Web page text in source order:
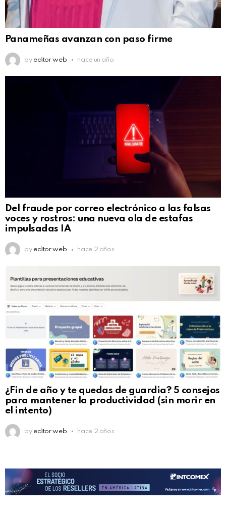
Panameñas avanzan con paso firme
by editor web hace un año
Del fraude por correo electrónico a las falsas
voces y rostros: una nueva ola de estafas
impulsadas IA
by editor web hace 2 años
¿Fin de año y te quedas de guardia? 5 consejos
para mantener la productividad (sin morir en
el intento)
by editor web hace 2 años